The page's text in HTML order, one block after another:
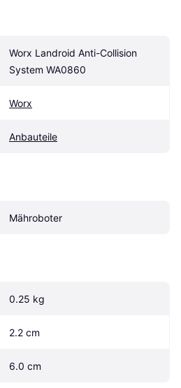
Worx Landroid Anti-Collision
System WA0860
Worx
Anbauteile
Mähroboter
0.25 kg
2.2 cm
6.0 cm